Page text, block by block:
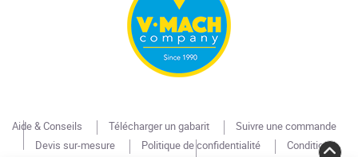
Aide & Conseils Télécharger un gabarit
Suivre une commande
Devis sur-mesure
Politique de confidentialité
Conditions